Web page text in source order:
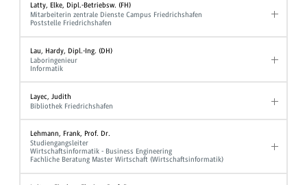
Latty, Elke, Dipl.-Betriebsw. (FH)
Mitarbeiterin zentrale Dienste Campus Friedrichshafen
Poststelle Friedrichshafen
Lau, Hardy, Dipl.-Ing. (DH)
Laboringenieur
Informatik
Layec, Judith
Bibliothek Friedrichshafen
Lehmann, Frank, Prof. Dr.
Studiengangsleiter
Wirtschaftsinformatik - Business Engineering
Fachliche Beratung Master Wirtschaft (Wirtschaftsinformatik)